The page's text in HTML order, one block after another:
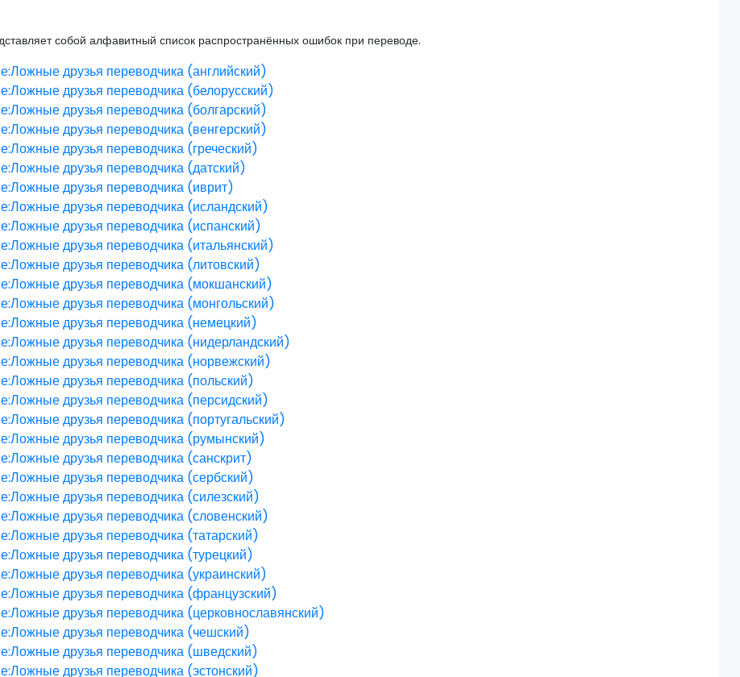
собой алфавитный список распространённых ошибок при переводе.
друзья переводчика (английский)
друзья переводчика (белорусский)
друзья переводчика (болгарский)
друзья переводчика (венгерский)
друзья переводчика (греческий)
друзья переводчика (датский)
друзья переводчика (иврит)
друзья переводчика (исландский)
друзья переводчика (испанский)
друзья переводчика (итальянский)
друзья переводчика (литовский)
друзья переводчика (мокшанский)
друзья переводчика (монгольский)
друзья переводчика (немецкий)
друзья переводчика (нидерландский)
друзья переводчика (норвежский)
друзья переводчика (польский)
друзья переводчика (персидский)
друзья переводчика (португальский)
друзья переводчика (румынский)
друзья переводчика (санскрит)
друзья переводчика (сербский)
друзья переводчика (силезский)
друзья переводчика (словенский)
друзья переводчика (татарский)
друзья переводчика (турецкий)
друзья переводчика (украинский)
друзья переводчика (французский)
друзья переводчика (церковнославянский)
друзья переводчика (чешский)
друзья переводчика (шведский)
друзья переводчика (эстонский)